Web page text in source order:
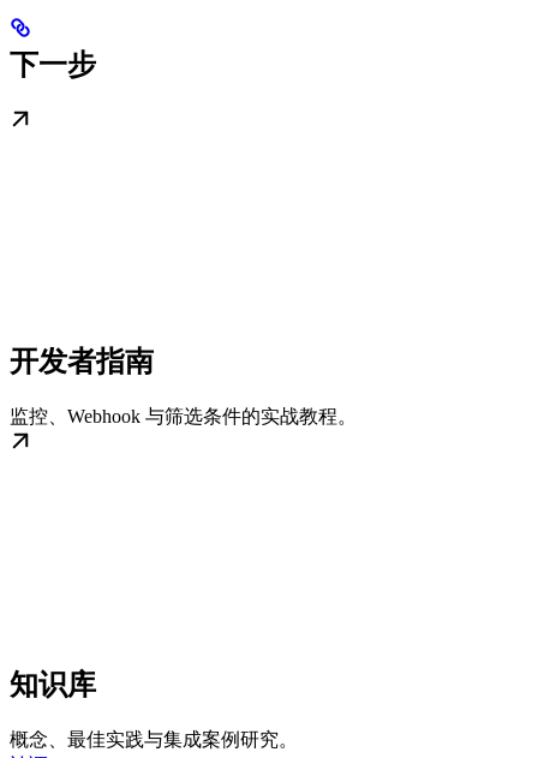
下一步
开发者指南
监控、Webhook 与筛选条件的实战教程。
知识库
概念、最佳实践与集成案例研究。